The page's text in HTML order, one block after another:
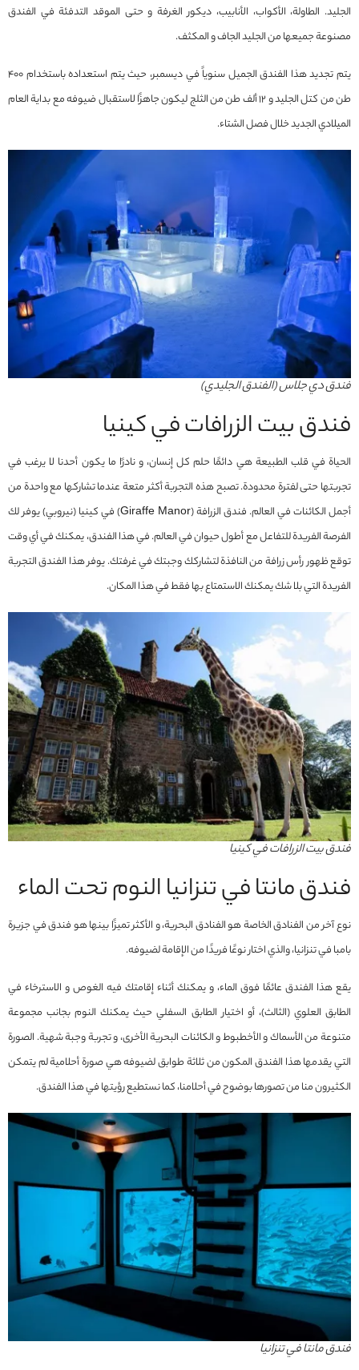
الجليد. الطاولة، الأكواب، الأنابيب، ديكور الغرفة و حتى الموقد التدفئة في الفندق
مصنوعة جميعها من الجليد الجاف و المكثف.
يتم تجديد هذا الفندق الجميل سنوياً في ديسمبر، حيث يتم استعداده باستخدام 400
طن من كتل الجليد و 12 ألف طن من الثلج ليكون جاهزًا لاستقبال ضيوفه مع بداية العام
الميلادي الجديد خلال فصل الشتاء.
فندق دي جلاس (الفندق الجليدي)
فندق بيت الزرافات في كينيا
الحياة في قلب الطبيعة هي دائمًا حلم كل إنسان، و نادرًا ما يكون أحدنا لا يرغب في
تجربتها حتى لفترة محدودة. تصبح هذه التجربة أكثر متعة عندما تشاركها مع واحدة من
أجمل الكائنات في العالم. فندق الزرافة (Giraffe Manor) في كينيا (نيروبي) يوفر لك
الفرصة الفريدة للتفاعل مع أطول حيوان في العالم. في هذا الفندق، يمكنك في أي وقت
توقع ظهور رأس زرافة من النافذة لتشاركك وجبتك في غرفتك. يوفر هذا الفندق التجربة
الفريدة التي بلا شك يمكنك الاستمتاع بها فقط في هذا المكان.
فندق بيت الزرافات في كينيا
فندق مانتا في تنزانيا النوم تحت الماء
نوع آخر من الفنادق الخاصة هو الفنادق البحرية، و الأكثر تميزًا بينها هو فندق في جزيرة
بامبا في تنزانيا، والذي اختار نوعًا فريدًا من الإقامة لضيوفه.
يقع هذا الفندق عائمًا فوق الماء، و يمكنك أثناء إقامتك فيه الغوص و الاسترخاء في
الطابق العلوي (الثالث)، أو اختيار الطابق السفلي حيث يمكنك النوم بجانب مجموعة
متنوعة من الأسماك و الأخطبوط و الكائنات البحرية الأخرى، و تجربة وجبة شهية. الصورة
التي يقدمها هذا الفندق المكون من ثلاثة طوابق لضيوفه هي صورة أحلامية لم يتمكن
الكثيرون منا من تصورها بوضوح في أحلامنا، كما نستطيع رؤيتها في هذا الفندق.
فندق مانتا في تنزانيا